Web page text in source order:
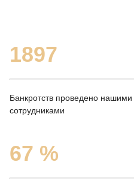
1897
Банкротств проведено нашими
сотрудниками
67 %